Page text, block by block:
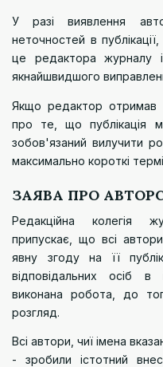
У разі виявлення
неточностей в
це редактора журналу
якнайшвидшого
Якщо редактор отримав
про те, що публікація
зобов'язаний вилучити
максимально короткі
ЗАЯВА ПРО
Редакційна колегія
припускає, що всі
явну згоду на її
відповідальних осіб в
виконана робота, до
розгляд.
Всі автори, чиї імена
- зробили істотний